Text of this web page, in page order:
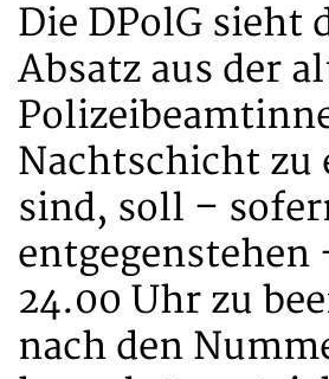
Die DPolG sieht
Absatz aus der
Nachtschicht zu
sind, soll –
entgegenstehen
24.00 Uhr zu
nach den